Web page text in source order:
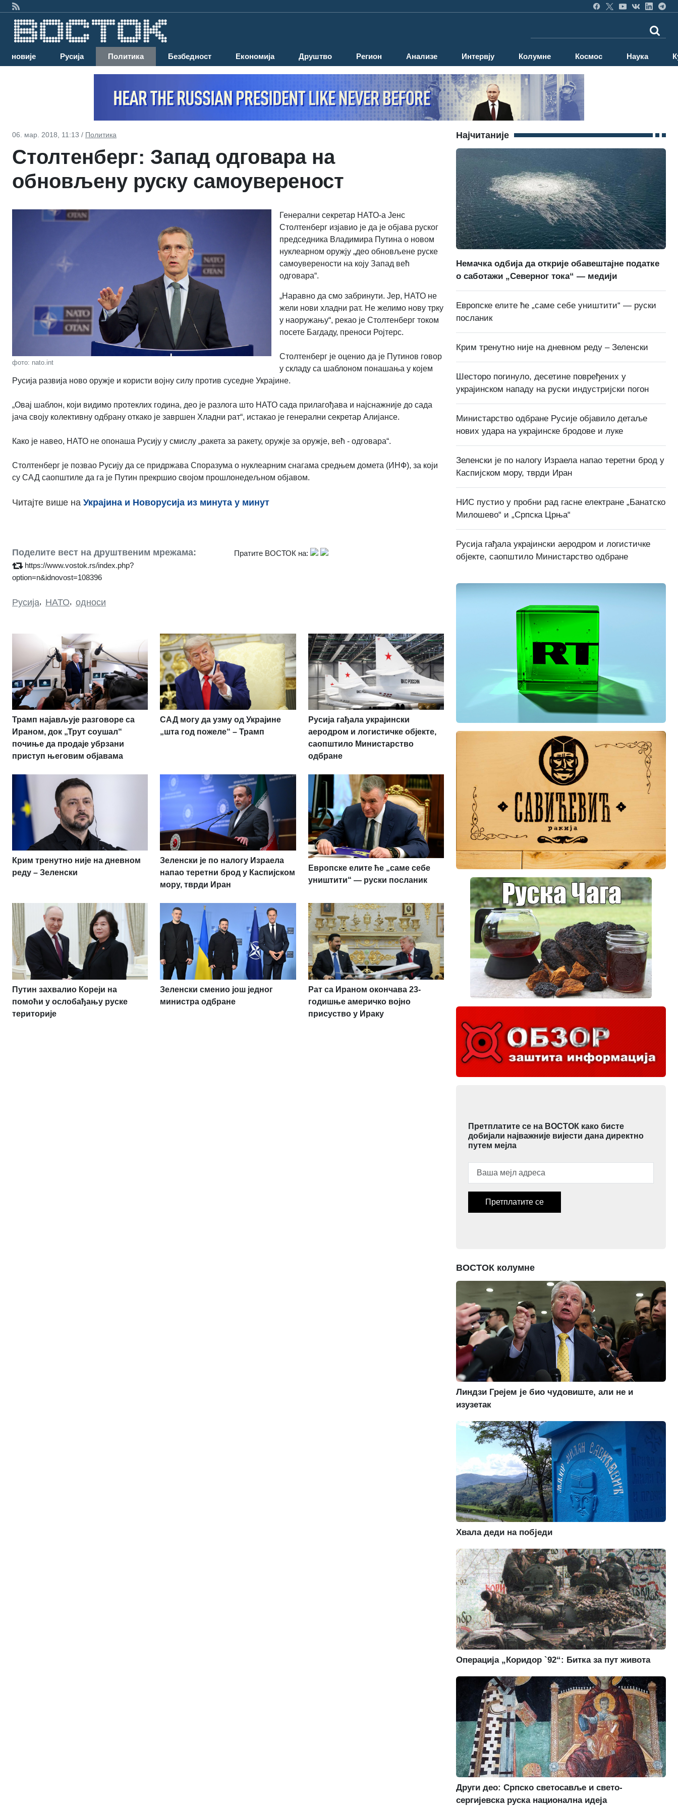
Најновије Русија Политика Безбедност Економија Друштво Регион Анализе Интервју Колумне Космос Наука
06. мар. 2018, 11:13 / Политика
Столтенберг: Запад одговара на
обновљену руску самоувереност
фото: nato.int
Генерални секретар НАТО-а Јенс
Столтенберг изјавио је да је објава руског
председника Владимира Путина о новом
нуклеарном оружју „део обновљене руске
самоуверености на коју Запад већ
одговара“.
„Наравно да смо забринути. Јер, НАТО не
жели нови хладни рат. Не желимо нову трку
у наоружању“, рекао је Столтенберг током
посете Багдаду, преноси Ројтерс.
Столтенберг је оценио да је Путинов говор
у складу са шаблоном понашања у којем
Русија развија ново оружје и користи војну силу против суседне Украјине.
„Овај шаблон, који видимо протеклих година, део је разлога што НАТО сада прилагођава и најснажније до сада
јача своју колективну одбрану откако је завршен Хладни рат“, истакао је генерални секретар Алијансе.
Како је навео, НАТО не опонаша Русију у смислу „ракета за ракету, оружје за оружје, већ - одговара“.
Столтенберг је позвао Русију да се придржава Споразума о нуклеарним снагама средњем домета (ИНФ), за који
су САД саопштиле да га је Путин прекршио својом прошлонедељном објавом.
Читајте више на Украјина и Новорусија из минута у минут
Поделите вест на друштвеним мрежама:
https://www.vostok.rs/index.php?
option=n&idnovost=108396
Пратите ВОСТОК на:
Русија, НАТО, односи
Трамп најављује разговоре са
Ираном, док „Трут соушал“
почиње да продаје убрзани
приступ његовим објавама
САД могу да узму од Украјине
„шта год пожеле“ – Трамп
Русија гађала украјински
аеродром и логистичке објекте,
саопштило Министарство
одбране
Крим тренутно није на дневном
реду – Зеленски
Зеленски је по налогу Израела
напао теретни брод у Каспијском
мору, тврди Иран
Европске елите ће „саме себе
уништити“ — руски посланик
Путин захвалио Кореји на
помоћи у ослобађању руске
територије
Зеленски сменио још једног
министра одбране
Рат са Ираном окончава 23-
годишње америчко војно
присуство у Ираку
Најчитаније
Немачка одбија да открије обавештајне податке
о саботажи „Северног тока“ — медији
Европске елите ће „саме себе уништити“ — руски
посланик
Крим тренутно није на дневном реду – Зеленски
Шесторо погинуло, десетине повређених у
украјинском нападу на руски индустријски погон
Министарство одбране Русије објавило детаље
нових удара на украјинске бродове и луке
Зеленски је по налогу Израела напао теретни брод у
Каспијском мору, тврди Иран
НИС пустио у пробни рад гасне електране „Банатско
Милошево“ и „Српска Црња“
Русија гађала украјински аеродром и логистичке
објекте, саопштило Министарство одбране
Претплатите се на ВОСТОК како бисте
добијали најважније вијести дана директно
путем мејла
Претплатите се
ВОСТОК колумне
Линдзи Грејем је био чудовиште, али не и
изузетак
Хвала деди на побједи
Операција „Коридор `92“: Битка за пут живота
Други део: Српско светосавље и свето-
сергијевска руска национална идеја